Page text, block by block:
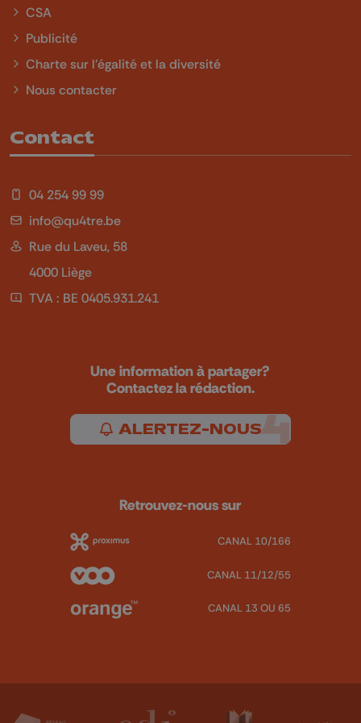
CSA
Publicité
Charte sur l'égalité et la diversité
Nous contacter
Contact
04 254 99 99
info@qu4tre.be
Rue du Laveu, 58
4000 Liège
TVA : BE 0405.931.241
Une information à partager?
Contactez la rédaction.
ALERTEZ-NOUS
Retrouvez-nous sur
CANAL 10/166
CANAL 11/12/55
CANAL 13 OU 65